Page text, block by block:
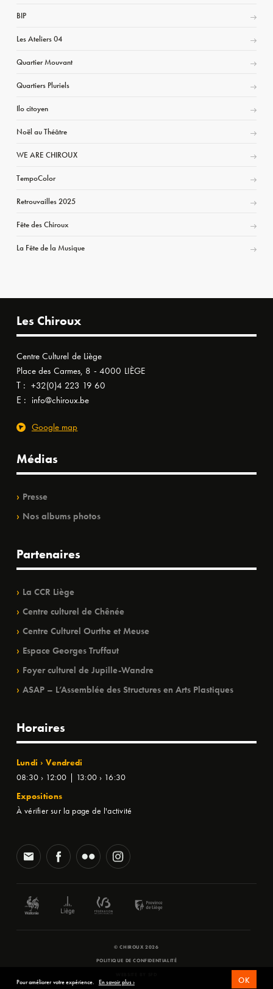
BIP
Les Ateliers 04
Quartier Mouvant
Quartiers Pluriels
Ilo citoyen
Noël au Théâtre
WE ARE CHIROUX
TempoColor
Retrouvailles 2025
Fête des Chiroux
La Fête de la Musique
Les Chiroux
Centre Culturel de Liège
Place des Carmes, 8 - 4000 LIÈGE
T : +32(0)4 223 19 60
E : info@chiroux.be
Google map
Médias
Presse
Nos albums photos
Partenaires
La CCR Liège
Centre culturel de Chênée
Centre Culturel Ourthe et Meuse
Espace Georges Truffaut
Foyer culturel de Jupille-Wandre
ASAP – L’Assemblée des Structures en Arts Plastiques
Horaires
Lundi › Vendredi
08:30 › 12:00 | 13:00 › 16:30
Expositions
À vérifier sur la page de l'activité
© CHIROUX 2026
POLITIQUE DE CONFIDENTIALITÉ
Pour améliorer votre expérience. En savoir plus › OK